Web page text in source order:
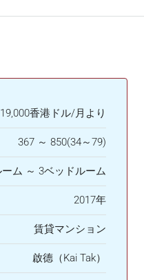
19,000香港ドル/月より
367 ～ 850(34～79)
ム ～ 3ベッドルーム
2017年
賃貸マンション
啟德（Kai Tak）